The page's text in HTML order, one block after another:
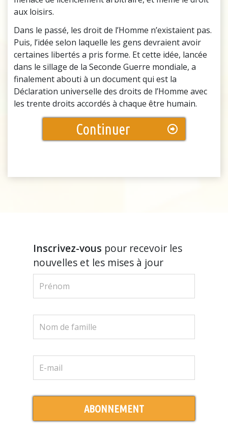
aux loisirs.
Dans le passé, les droit de l’Homme n’existaient pas.
Puis, l’idée selon laquelle les gens devraient avoir
certaines libertés a pris forme. Et cette idée, lancée
dans le sillage de la Seconde Guerre mondiale, a
finalement abouti à un document qui est la
Déclaration universelle des droits de l’Homme avec
les trente droits accordés à chaque être humain.
Continuer
Inscrivez-vous pour recevoir les
nouvelles et les mises à jour
ABONNEMENT